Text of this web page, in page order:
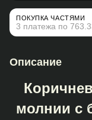
ПОКУПКА ЧАСТЯМИ
3 платежа по
Описание
молнии с